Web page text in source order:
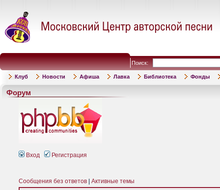
Поиск:
Клуб Новости Афиша Лавка Библиотека Фонды
Форум
Вход Регистрация
Сообщения без ответов Активные темы